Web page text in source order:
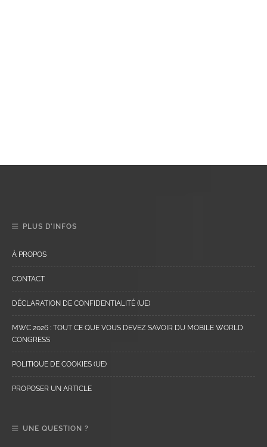
PLUS D’INFOS
À PROPOS
CONTACT
DÉCLARATION DE CONFIDENTIALITÉ (UE)
MWC 2026 : TOUT CE QUE VOUS DEVEZ SAVOIR DU MOBILE WORLD
CONGRESS
POLITIQUE DE COOKIES (UE)
PROPOSER UN ARTICLE
UNE QUESTION ?